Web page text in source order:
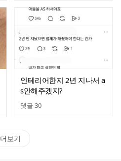
인테리어한지 2년 지나서 a
s안해주겠지?
댓글 30
더보기